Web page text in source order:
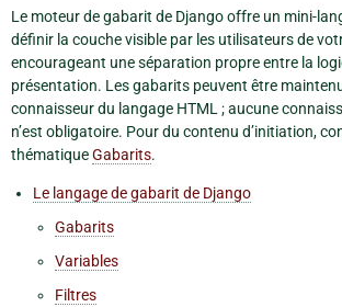
Le moteur de gabarit de Django offre un mini-
définir la couche visible par les utilisateurs de
encourageant une séparation propre entre la
présentation. Les gabarits peuvent être
connaisseur du langage HTML ; aucune
n’est obligatoire. Pour du contenu d’initiation,
thématiqueGabarits.
Le langage de gabarit de Django
Gabarits
Variables
Filtres